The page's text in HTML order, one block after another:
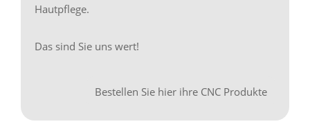
Hautpflege.
Das sind Sie uns wert!
Bestellen Sie hier ihre CNC Produkte